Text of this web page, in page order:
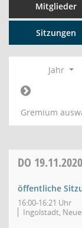
Mitglieder
Sitzungen
Jahr
Gremium
DO 19.11.2020
öffentliche
16:00-16:21 Uhr
Ingolstadt,